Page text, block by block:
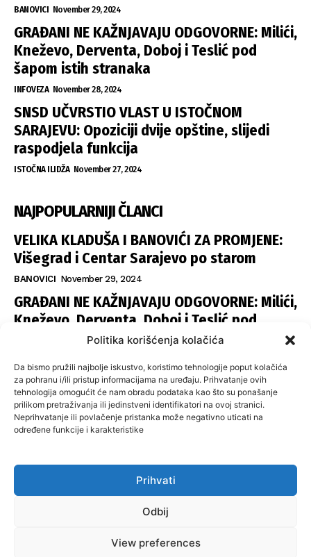
Politika korišćenja kolačića
Da bismo pružili najbolje iskustvo, koristimo tehnologije poput kolačića
za pohranu i/ili pristup informacijama na uređaju. Prihvatanje ovih
tehnologija omogućit će nam obradu podataka kao što su ponašanje
prilikom pretraživanja ili jedinstveni identifikatori na ovoj stranici.
Neprihvatanje ili povlačenje pristanka može negativno uticati na
određene funkcije i karakteristike
Prihvati
Odbij
View preferences
BANOVICI November 29, 2024
GRAĐANI NE KAŽNJAVAJU ODGOVORNE: Milići,
Kneževo, Derventa, Doboj i Teslić pod
šapom istih stranaka
INFOVEZA November 28, 2024
SNSD UČVRSTIO VLAST U ISTOČNOM
SARAJEVU: Opoziciji dvije opštine, slijedi
raspodjela funkcija
ISTOČNA ILIDŽA November 27, 2024
NAJPOPULARNIJI ČLANCI
VELIKA KLADUŠA I BANOVIĆI ZA PROMJENE:
Višegrad i Centar Sarajevo po starom
BANOVICI November 29, 2024
GRAĐANI NE KAŽNJAVAJU ODGOVORNE: Milići,
Kneževo, Derventa, Doboj i Teslić pod
šapom istih stranaka
SNSD UČVRSTIO VLAST U ISTOČNOM
SARAJEVU: Opoziciji dvije opštine, slijedi
raspodjela funkcija
Politika privatnosti
Impresum